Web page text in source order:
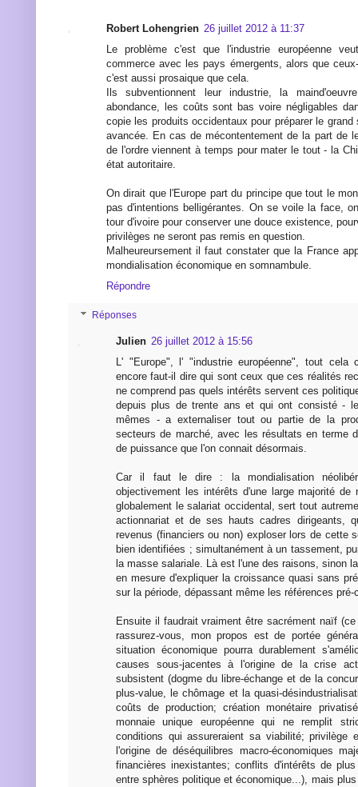
Robert Lohengrien 26 juillet 2012 à 11:37
Le problème c'est que l'industrie européenne
commerce avec les pays émergents, alors que
c'est aussi prosaique que cela.
Ils subventionnent leur industrie, la
abondance, les coûts sont bas voire négligables
copie les produits occidentaux pour préparer le
avancée. En cas de mécontentement de la part de
de l'ordre viennent à temps pour mater le tout - la
état autoritaire.
On dirait que l'Europe part du principe que tout le
pas d'intentions belligérantes. On se voile la face,
tour d'ivoire pour conserver une douce existence,
privilèges ne seront pas remis en question.
Malheureursement il faut constater que la France
mondialisation économique en somnambule.
Répondre
Réponses
Julien 26 juillet 2012 à 15:56
L' "Europe", l' "industrie européenne", tout cela
encore faut-il dire qui sont ceux que ces réalités
ne comprend pas quels intérêts servent ces
depuis plus de trente ans et qui ont consisté -
mêmes - a externaliser tout ou partie de la
secteurs de marché, avec les résultats en terme
de puissance que l'on connait désormais.
Car il faut le dire : la mondialisation
objectivement les intérêts d'une large majorité de
globalement le salariat occidental, sert tout
actionnariat et de ses hauts cadres dirigeants,
revenus (financiers ou non) exploser lors de cette
bien identifiées ; simultanément à un tassement,
la masse salariale. Là est l'une des raisons, sinon
en mesure d'expliquer la croissance quasi sans
sur la période, dépassant même les références pré-
Ensuite il faudrait vraiment être sacrément naïf
rassurez-vous, mon propos est de portée
situation économique pourra durablement
causes sous-jacentes à l'origine de la crise
subsistent (dogme du libre-échange et de la
plus-value, le chômage et la quasi-
coûts de production; création monétaire
monnaie unique européenne qui ne remplit
conditions qui assureraient sa viabilité; privilège
l'origine de déséquilibres macro-économiques
financières inexistantes; conflits d'intérêts de
entre sphères politique et économique...), mais